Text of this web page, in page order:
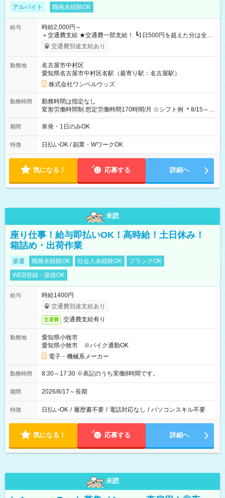
アルバイト 職種未経験OK
給与
時給2,000円～
＋交通費支給 ★交通費一部支給！ ┗1日500円を超えた分は全額
支給！ ※往復500円以内の方は自己負担となります ★日払い
OK！（規定あり） ┗働いたその日に現金GET♪ お仕事後はコン
期間なし
交通費別途支給あり
勤務地
名古屋市中村区
愛知県名古屋市中村区名駅（最寄り駅：名古屋駅）
株式会社ワンベルウッズ
勤務時間
勤務時間は指定なし
変形労働時間制 想定労働時間170時間/月 ☆シフト例 ＊8/15～
10/26 全日共通 08：00～12：00 17：00～21：00 ＊8/31
～9/19のみ下記シフトもあります！ 12：00～16：00 ＊9/6～
00
期間 単発・1日のみOK
特徴 日払いOK / 副業・WワークOK
気になる！ 応募する 詳細へ
未読
座り仕事！給与即払いOK！高時給！土日休み！
箱詰め・出荷作業
派遣 職種未経験OK 社会人未経験OK
ブランクOK
WEB登録・面接OK
給与
時給1400円
交通費別途支給あり
交通費 交通費支給有り
勤務地
愛知県小牧市
愛知県小牧市 ※バイク通勤OK
電子・機械系メーカー
勤務時間 8:30～17:30 ※表記のうち実働8時間です。
期間 2026/8/17～長期
特徴 日払いOK / 履歴書不要 / 電話対応なし / パソコンスキル不要
気になる！ 応募する 詳細へ
未読